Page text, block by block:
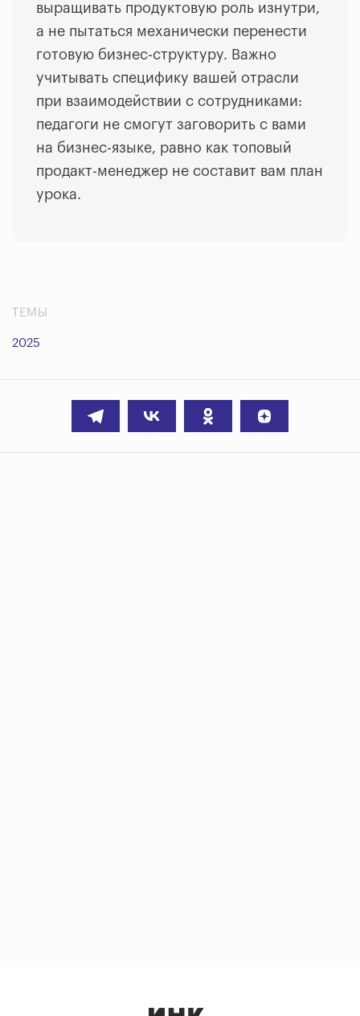
выращивать продуктовую роль изнутри,
а не пытаться механически перенести
готовую бизнес-структуру. Важно
учитывать специфику вашей отрасли
при взаимодействии с сотрудниками:
педагоги не смогут заговорить с вами
на бизнес-языке, равно как топовый
продакт-менеджер не составит вам план
урока.
ТЕМЫ
2025